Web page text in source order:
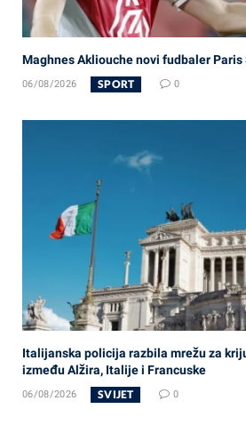
Maghnes Akliouche novi fudbaler
06/08/2026 SPORT 0
Italijanska policija razbila mrežu za
između Alžira, Italije i Francuske
06/08/2026 SVIJET 0